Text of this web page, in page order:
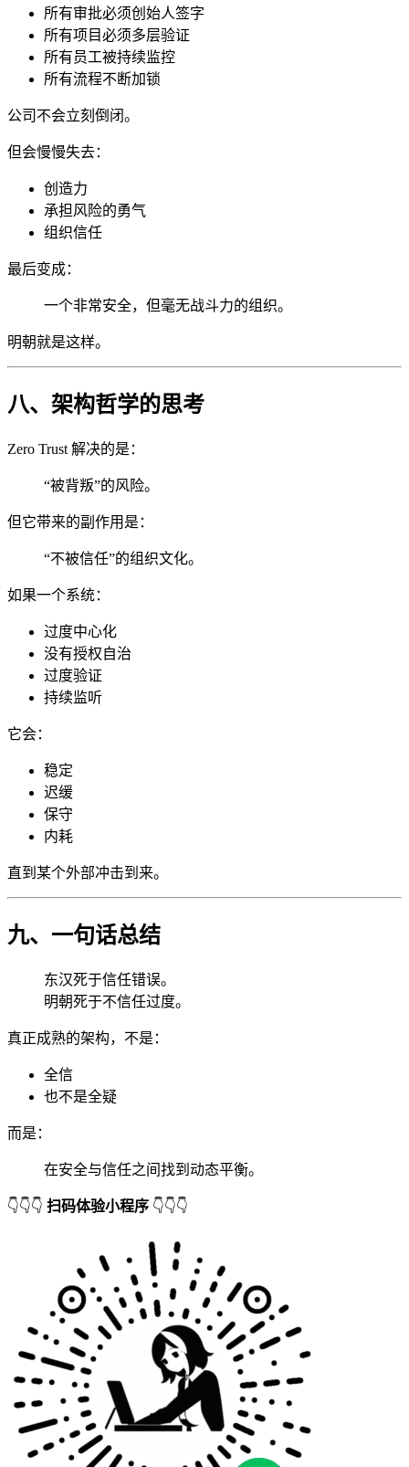
所有审批必须创始人签字
所有项目必须多层验证
所有员工被持续监控
所有流程不断加锁
公司不会立刻倒闭。
但会慢慢失去：
创造力
承担风险的勇气
组织信任
最后变成：
一个非常安全，但毫无战斗力的组织。
明朝就是这样。
八、架构哲学的思考
Zero Trust 解决的是：
“被背叛”的风险。
但它带来的副作用是：
“不被信任”的组织文化。
如果一个系统：
过度中心化
没有授权自治
过度验证
持续监听
它会：
稳定
迟缓
保守
内耗
直到某个外部冲击到来。
九、一句话总结
东汉死于信任错误。
明朝死于不信任过度。
真正成熟的架构，不是：
全信
也不是全疑
而是：
在安全与信任之间找到动态平衡。
👇👇👇 扫码体验小程序 👇👇👇